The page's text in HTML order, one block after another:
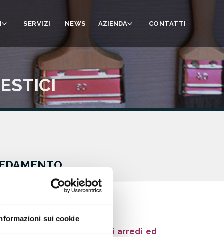
sui cookie
SERVIZI NEWS AZIENDA CONTATTI
acquisto di arredi ed